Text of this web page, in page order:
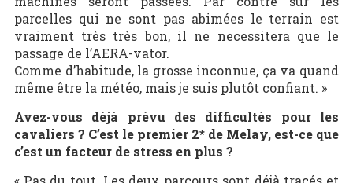
parcelles qui ne sont pas abimées le terrain est
vraiment très très bon, il ne necessitera que le
passage de l’AERA-vator.
Comme d’habitude, la grosse inconnue, ça va quand
même être la météo, mais je suis plutôt confiant. »
Avez-vous déjà prévu des difficultés pour les
cavaliers ? C’est le premier 2* de Melay, est-ce que
c’est un facteur de stress en plus ?